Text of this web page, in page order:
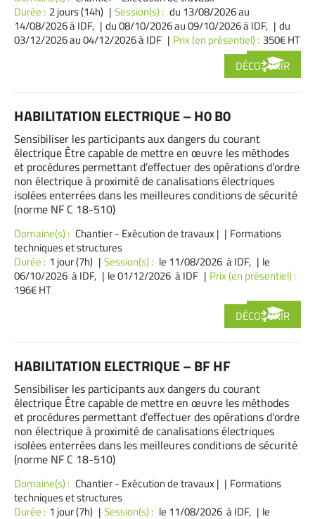
Durée : 2 jours (14h) Session(s) : du 13/08/2026au
14/08/2026 à IDF,
du 08/10/2026au 09/10/2026 à IDF,
du
03/12/2026au 04/12/2026 à IDF Prix (en présentiel) : 350€ HT
DÉCOUVRIR
HABILITATION ELECTRIQUE – H0 B0
Sensibiliser les participants aux dangers du courant
électrique Être capable de mettre en œuvre les méthodes
et procédures permettant d’effectuer des opérations d’ordre
non électrique à proximité de canalisations électriques
isolées enterrées dans les meilleures conditions de sécurité
(norme NF C 18-510)
Domaine(s) : Chantier - Exécution de travaux|
Formations
techniques et structures
Durée : 1 jour (7h) Session(s) : le 11/08/2026 à IDF,
le
06/10/2026 à IDF,
le 01/12/2026 à IDF
Prix (en présentiel) :
196€ HT
DÉCOUVRIR
HABILITATION ELECTRIQUE – BF HF
Sensibiliser les participants aux dangers du courant
électrique Être capable de mettre en œuvre les méthodes
et procédures permettant d’effectuer des opérations d’ordre
non électrique à proximité de canalisations électriques
isolées enterrées dans les meilleures conditions de sécurité
(norme NF C 18-510)
Domaine(s) : Chantier - Exécution de travaux|
Formations
techniques et structures
Durée : 1 jour (7h) Session(s) : le 11/08/2026 à IDF,
le